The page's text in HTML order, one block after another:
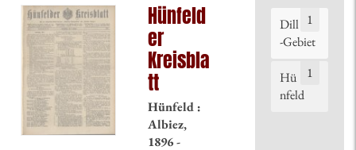
1
Dill
-Gebiet
1
Hü
nfeld
Hünfeld
er
Kreisbla
tt
Hünfeld :
Albiez,
1896 -